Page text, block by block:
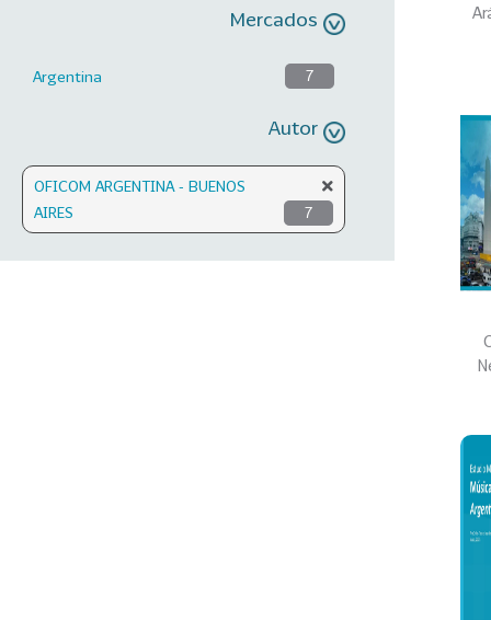
Mercados
Argentina 7
Autor
OFICOM ARGENTINA - BUENOS
AIRES
7